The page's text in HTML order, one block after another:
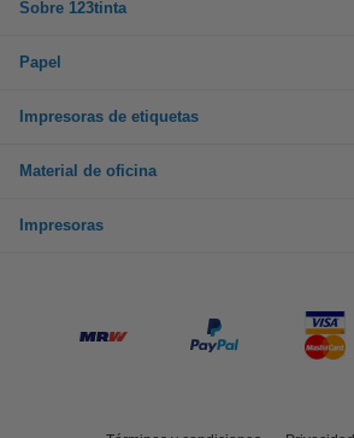
Sobre 123tinta
Papel
Impresoras de etiquetas
Material de oficina
Impresoras